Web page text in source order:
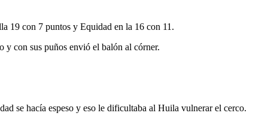
19 con 7 puntos y Equidad en la 16 con 11.
y con sus puños envió el balón al córner.
se hacía espeso y eso le dificultaba al Huila vulnerar el cerco.